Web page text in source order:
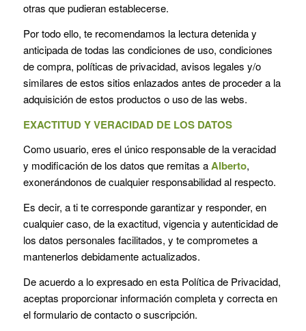
otras que pudieran establecerse.
Por todo ello, te recomendamos la lectura detenida y
anticipada de todas las condiciones de uso, condiciones
de compra, políticas de privacidad, avisos legales y/o
similares de estos sitios enlazados antes de proceder a la
adquisición de estos productos o uso de las webs.
EXACTITUD Y VERACIDAD DE LOS DATOS
Como usuario, eres el único responsable de la veracidad
y modificación de los datos que remitas aAlberto,
exonerándonos de cualquier responsabilidad al respecto.
Es decir, a ti te corresponde garantizar y responder, en
cualquier caso, de la exactitud, vigencia y autenticidad de
los datos personales facilitados, y te comprometes a
mantenerlos debidamente actualizados.
De acuerdo a lo expresado en esta Política de Privacidad,
aceptas proporcionar información completa y correcta en
el formulario de contacto o suscripción.